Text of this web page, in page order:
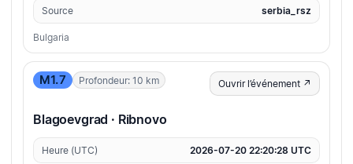
Source serbia_rsz
Bulgaria
M1.7 Profondeur: 10 km Ouvrir l’événement ↗
Blagoevgrad · Ribnovo
Heure (UTC) 2026-07-20 22:20:28 UTC